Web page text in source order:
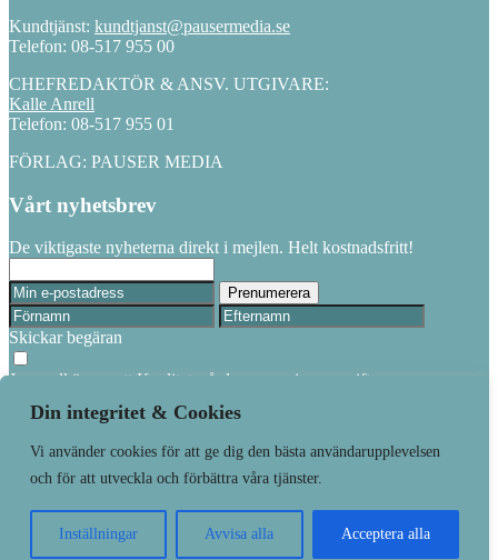
Din integritet & Cookies
Vi använder cookies för att ge dig den bästa användarupplevelsen
och för att utveckla och förbättra våra tjänster.
Inställningar Avvisa alla Acceptera alla
Kundtjänst: kundtjanst@pausermedia.se
Telefon: 08-517 955 00
CHEFREDAKTÖR & ANSV. UTGIVARE:
Kalle Anrell
Telefon: 08-517 955 01
FÖRLAG: PAUSER MEDIA
Vårt nyhetsbrev
De viktigaste nyheterna direkt i mejlen. Helt kostnadsfritt!
Skickar begäran
Jag godkänner att Kvalitetsvård sparar mina uppgifter
Följ Kvalitetsvård.se
Kundtjänst